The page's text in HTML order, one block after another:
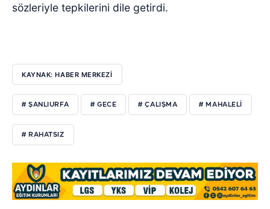
sözleriyle tepkilerini dile getirdi.
KAYNAK: HABER MERKEZİ
# ŞANLIURFA # GECE # ÇALIŞMA # MAHALELİ
# RAHATSIZ